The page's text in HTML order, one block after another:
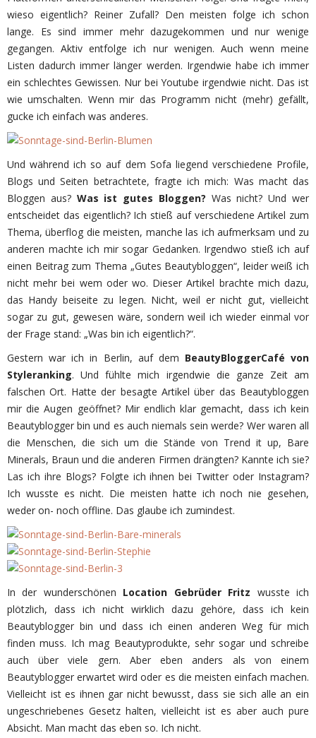
wieso eigentlich? Reiner Zufall? Den meisten folge ich schon
lange. Es sind immer mehr dazugekommen und nur wenige
gegangen. Aktiv entfolge ich nur wenigen. Auch wenn meine
Listen dadurch immer länger werden. Irgendwie habe ich immer
ein schlechtes Gewissen. Nur bei Youtube irgendwie nicht. Das ist
wie umschalten. Wenn mir das Programm nicht (mehr) gefällt,
gucke ich einfach was anderes.
Und während ich so auf dem Sofa liegend verschiedene Profile,
Blogs und Seiten betrachtete, fragte ich mich: Was macht das
Bloggen aus? Was ist gutes Bloggen? Was nicht? Und wer
entscheidet das eigentlich? Ich stieß auf verschiedene Artikel zum
Thema, überflog die meisten, manche las ich aufmerksam und zu
anderen machte ich mir sogar Gedanken. Irgendwo stieß ich auf
einen Beitrag zum Thema „Gutes Beautybloggen“, leider weiß ich
nicht mehr bei wem oder wo. Dieser Artikel brachte mich dazu,
das Handy beiseite zu legen. Nicht, weil er nicht gut, vielleicht
sogar zu gut, gewesen wäre, sondern weil ich wieder einmal vor
der Frage stand: „Was bin ich eigentlich?“.
Gestern war ich in Berlin, auf dem BeautyBloggerCafé von
Styleranking. Und fühlte mich irgendwie die ganze Zeit am
falschen Ort. Hatte der besagte Artikel über das Beautybloggen
mir die Augen geöffnet? Mir endlich klar gemacht, dass ich kein
Beautyblogger bin und es auch niemals sein werde? Wer waren all
die Menschen, die sich um die Stände von Trend it up, Bare
Minerals, Braun und die anderen Firmen drängten? Kannte ich sie?
Las ich ihre Blogs? Folgte ich ihnen bei Twitter oder Instagram?
Ich wusste es nicht. Die meisten hatte ich noch nie gesehen,
weder on- noch offline. Das glaube ich zumindest.
In der wunderschönen Location Gebrüder Fritz wusste ich
plötzlich, dass ich nicht wirklich dazu gehöre, dass ich kein
Beautyblogger bin und dass ich einen anderen Weg für mich
finden muss. Ich mag Beautyprodukte, sehr sogar und schreibe
auch über viele gern. Aber eben anders als von einem
Beautyblogger erwartet wird oder es die meisten einfach machen.
Vielleicht ist es ihnen gar nicht bewusst, dass sie sich alle an ein
ungeschriebenes Gesetz halten, vielleicht ist es aber auch pure
Absicht. Man macht das eben so. Ich nicht.